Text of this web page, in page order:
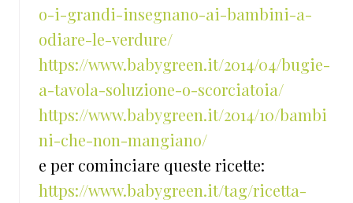
o-i-grandi-insegnano-ai-bambini-a-
odiare-le-verdure/
https://www.babygreen.it/2014/04/bugie-
a-tavola-soluzione-o-scorciatoia/
https://www.babygreen.it/2014/10/bambi
ni-che-non-mangiano/
e per cominciare queste ricette:
https://www.babygreen.it/tag/ricetta-